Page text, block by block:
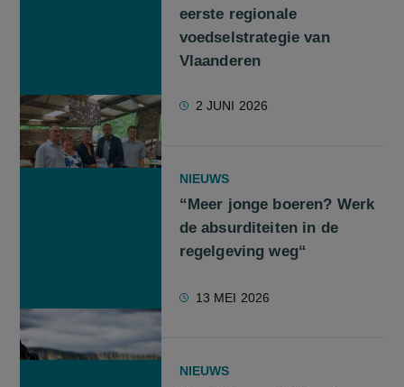
eerste regionale
voedselstrategie van
Vlaanderen
2 JUNI 2026
NIEUWS
“Meer jonge boeren? Werk
de absurditeiten in de
regelgeving weg“
13 MEI 2026
NIEUWS